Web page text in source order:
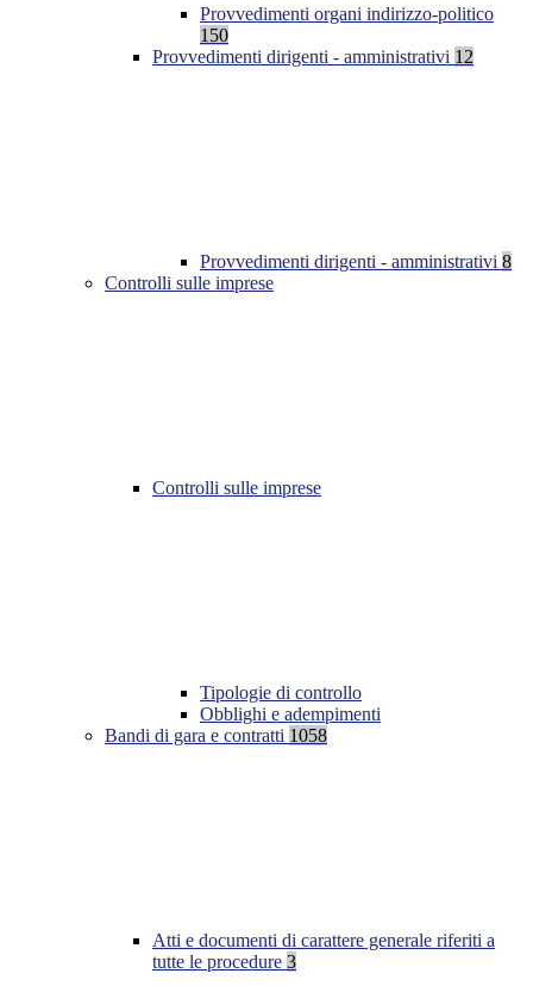
Provvedimenti organi indirizzo-politico
150
Provvedimenti dirigenti - amministrativi 12
Provvedimenti dirigenti - amministrativi 8
Controlli sulle imprese
Controlli sulle imprese
Tipologie di controllo
Obblighi e adempimenti
Bandi di gara e contratti 1058
Atti e documenti di carattere generale riferiti a
tutte le procedure 3